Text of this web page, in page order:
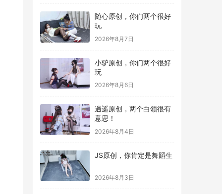
随心原创，你们两个很好
玩
2026年8月7日
小驴原创，你们两个很好
玩
2026年8月6日
逍遥原创，两个白领很有
意思！
2026年8月4日
JS原创，你肯定是舞蹈生
2026年8月3日